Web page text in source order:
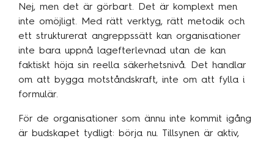
Nej, men det är görbart. Det är komplext men
inte omöjligt. Med rätt verktyg, rätt metodik och
ett strukturerat angreppssätt kan organisationer
inte bara uppnå lagefterlevnad utan de kan
faktiskt höja sin reella säkerhetsnivå. Det handlar
om att bygga motståndskraft, inte om att fylla i
formulär.
För de organisationer som ännu inte kommit igång
är budskapet tydligt: börja nu. Tillsynen är aktiv,